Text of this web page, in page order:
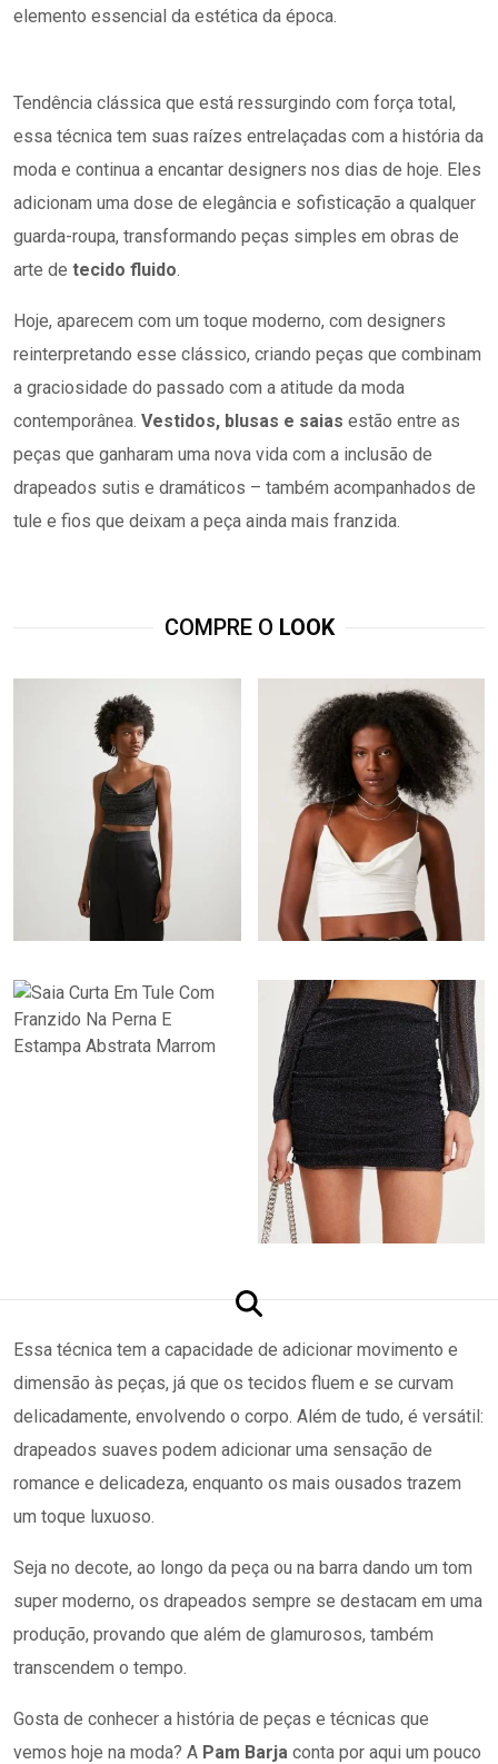
elemento essencial da estética da época.
Tendência clássica que está ressurgindo com força total,
essa técnica tem suas raízes entrelaçadas com a história da
moda e continua a encantar designers nos dias de hoje. Eles
adicionam uma dose de elegância e sofisticação a qualquer
guarda-roupa, transformando peças simples em obras de
arte de tecido fluido.
Hoje, aparecem com um toque moderno, com designers
reinterpretando esse clássico, criando peças que combinam
a graciosidade do passado com a atitude da moda
contemporânea. Vestidos, blusas e saias estão entre as
peças que ganharam uma nova vida com a inclusão de
drapeados sutis e dramáticos – também acompanhados de
tule e fios que deixam a peça ainda mais franzida.
COMPRE O LOOK
Essa técnica tem a capacidade de adicionar movimento e
dimensão às peças, já que os tecidos fluem e se curvam
delicadamente, envolvendo o corpo. Além de tudo, é versátil:
drapeados suaves podem adicionar uma sensação de
romance e delicadeza, enquanto os mais ousados trazem
um toque luxuoso.
Seja no decote, ao longo da peça ou na barra dando um tom
super moderno, os drapeados sempre se destacam em uma
produção, provando que além de glamurosos, também
transcendem o tempo.
Gosta de conhecer a história de peças e técnicas que
vemos hoje na moda? A Pam Barja conta por aqui um pouco